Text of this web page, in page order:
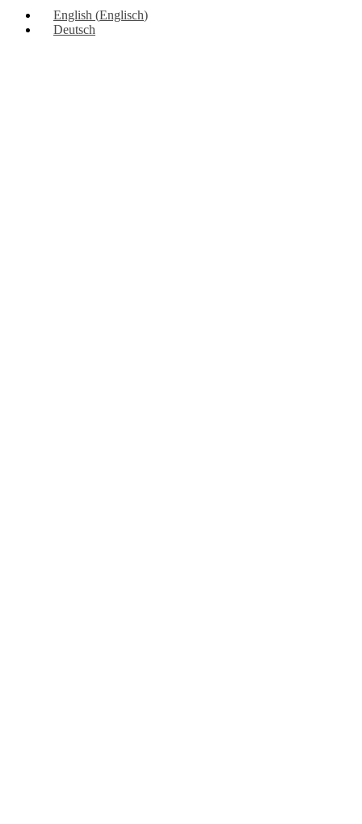
English (Englisch)
Deutsch